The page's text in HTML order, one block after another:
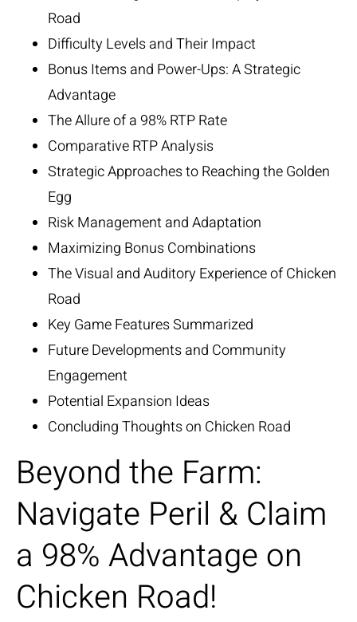
Road
Difficulty Levels and Their Impact
Bonus Items and Power-Ups: A Strategic
Advantage
The Allure of a 98% RTP Rate
Comparative RTP Analysis
Strategic Approaches to Reaching the Golden
Egg
Risk Management and Adaptation
Maximizing Bonus Combinations
The Visual and Auditory Experience of Chicken
Road
Key Game Features Summarized
Future Developments and Community
Engagement
Potential Expansion Ideas
Concluding Thoughts on Chicken Road
Beyond the Farm:
Navigate Peril & Claim
a 98% Advantage on
Chicken Road!